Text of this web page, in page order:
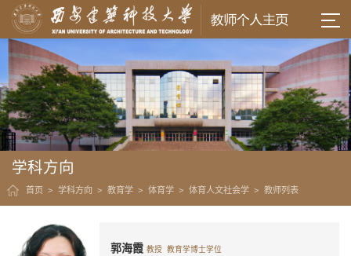
学科方向
首页 > 学科方向 > 教育学 > 体育学 > 体育人文社会学 > 教师列表
郭海霞 教授 教育学博士学位